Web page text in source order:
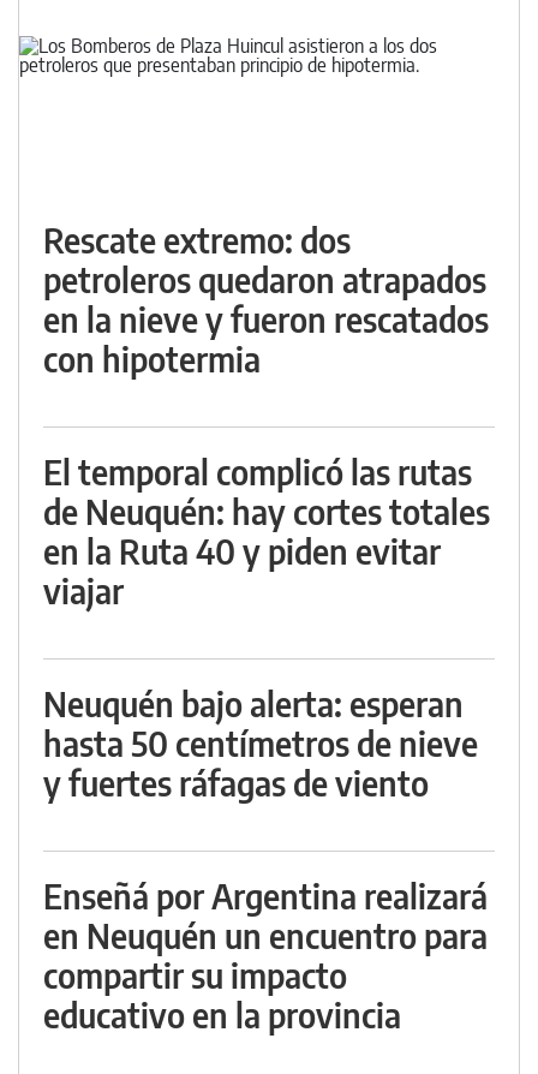
Rescate extremo: dos
petroleros quedaron atrapados
en la nieve y fueron rescatados
con hipotermia
El temporal complicó las rutas
de Neuquén: hay cortes totales
en la Ruta 40 y piden evitar
viajar
Neuquén bajo alerta: esperan
hasta 50 centímetros de nieve
y fuertes ráfagas de viento
Enseñá por Argentina realizará
en Neuquén un encuentro para
compartir su impacto
educativo en la provincia